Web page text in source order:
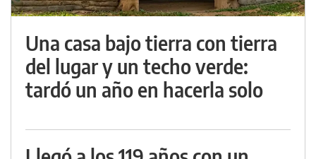
Una casa bajo tierra con tierra
del lugar y un techo verde:
tardó un año en hacerla solo